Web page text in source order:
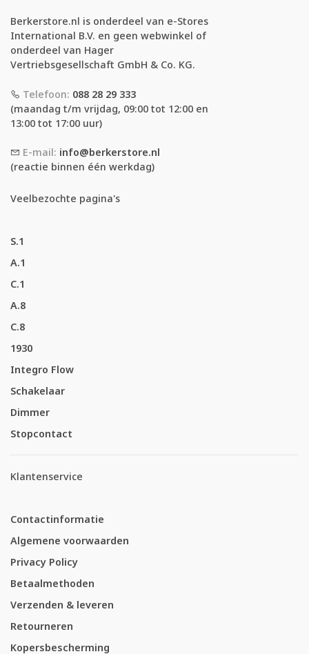
Berkerstore.nl is onderdeel van e-Stores
International B.V. en geen webwinkel of
onderdeel van Hager
Vertriebsgesellschaft GmbH & Co. KG.
Telefoon: 088 28 29 333
(maandag t/m vrijdag, 09:00 tot 12:00 en
13:00 tot 17:00 uur)
E-mail: info@berkerstore.nl
(reactie binnen één werkdag)
Veelbezochte pagina's
S.1
A.1
C.1
A.8
C.8
1930
Integro Flow
Schakelaar
Dimmer
Stopcontact
Klantenservice
Contactinformatie
Algemene voorwaarden
Privacy Policy
Betaalmethoden
Verzenden & leveren
Retourneren
Kopersbescherming